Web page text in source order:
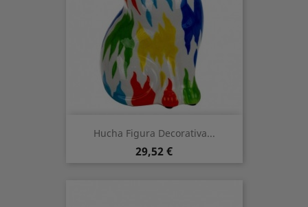
Hucha Figura Decorativa...
Precio
29,52 €